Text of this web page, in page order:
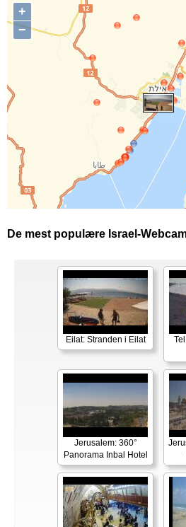
+
−
De mest populære Israel-
Eilat: Stranden i Eilat
Jerusalem: 360°
Panorama Inbal Hotel